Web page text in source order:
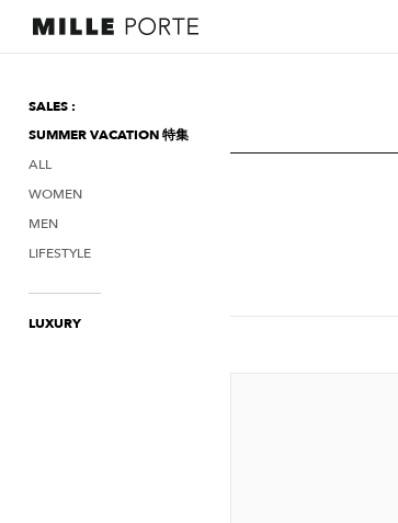
SALES :
SUMMER VACATION 特集
ALL
WOMEN
MEN
LIFESTYLE
LUXURY